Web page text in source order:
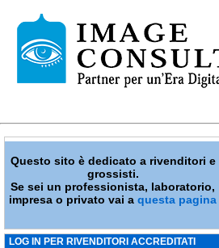
Questo sito è dedicato a rivenditori e
grossisti.
Se sei un professionista, laboratorio,
impresa o privato vai aquesta pagina
LOG IN PER RIVENDITORI ACCREDITATI